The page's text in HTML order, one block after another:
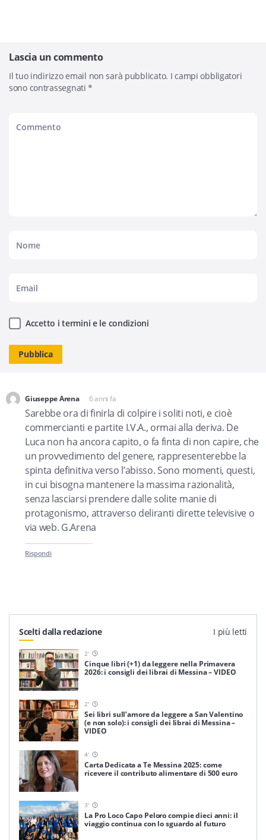
Lascia un commento
Il tuo indirizzo email non sarà pubblicato. I campi obbligatori
sono contrassegnati*
Accetto i termini e le condizioni
Giuseppe Arena
dice:
6 anni fa
Sarebbe ora di finirla di colpire i soliti noti, e cioè
commercianti e partite I.V.A., ormai alla deriva. De
Luca non ha ancora capito, o fa finta di non capire, che
un provvedimento del genere, rappresenterebbe la
spinta definitiva verso l’abisso. Sono momenti, questi,
in cui bisogna mantenere la massima razionalità,
senza lasciarsi prendere dalle solite manie di
protagonismo, attraverso deliranti dirette televisive o
via web. G.Arena
Rispondi
Scelti dalla redazione I più letti
2'
Cinque libri (+1) da leggere nella Primavera
2026: i consigli dei librai di Messina – VIDEO
2'
Sei libri sull’amore da leggere a San Valentino
(e non solo): i consigli dei librai di Messina –
VIDEO
4'
Carta Dedicata a Te Messina 2025: come
ricevere il contributo alimentare di 500 euro
3'
La Pro Loco Capo Peloro compie dieci anni: il
viaggio continua con lo sguardo al futuro